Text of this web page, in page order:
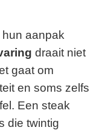
aanpak
draait niet
gaat om
en soms zelfs
Een steak
die twintig